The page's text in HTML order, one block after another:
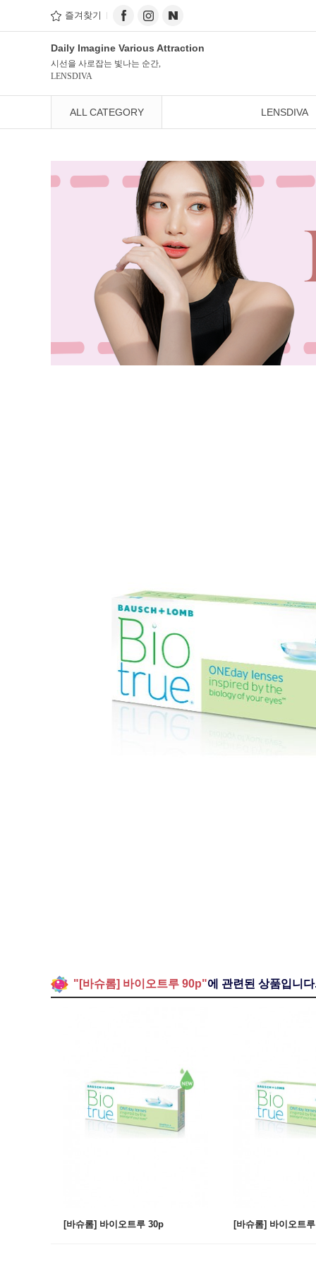
즐겨찾기
Daily Imagine Various Attraction
시선을 사로잡는 빛나는 순간,
LENSDIVA
LENSDIVA
ALL CATEGORY
"[바슈롬] 바이오트루 90p"에 관련된 상품입니
[바슈롬] 바이오트루 30p [바슈롬] 바이오트